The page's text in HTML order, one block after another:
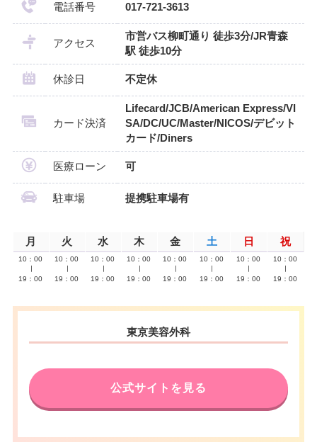
電話番号 017-721-3613
アクセス
市営バス柳町通り 徒歩3分/JR青森
駅 徒歩10分
休診日 不定休
カード決済
Lifecard/JCB/American Express/VI
SA/DC/UC/Master/NICOS/デビット
カード/Diners
医療ローン 可
駐車場 提携駐車場有
月 火 水 木 金 土 日 祝
10：00
19：00
10：00
19：00
10：00
19：00
10：00
19：00
10：00
19：00
10：00
19：00
10：00
19：00
10：00
19：00
東京美容外科
公式サイトを見る